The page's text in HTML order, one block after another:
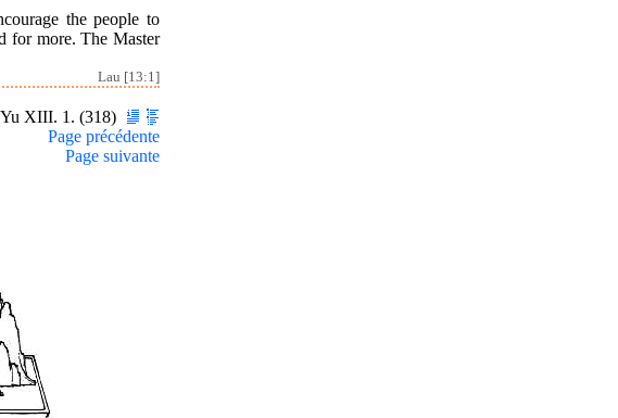
the people to
for more. The Master
Lau [13:1]
XIII. 1. (318)
Page précédente
Page suivante